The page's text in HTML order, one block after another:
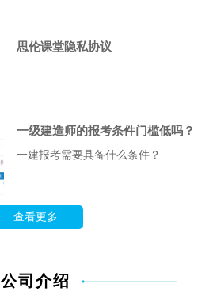
思伦课堂隐私协议
一级建造师的报考条件门槛低吗？
一建报考需要具备什么条件？
查看更多
公司介绍